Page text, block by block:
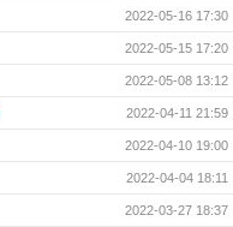
2022-05-16 17:30
2022-05-15 17:20
2022-05-08 13:12
2022-04-11 21:59
2022-04-10 19:00
2022-04-04 18:11
2022-03-27 18:37